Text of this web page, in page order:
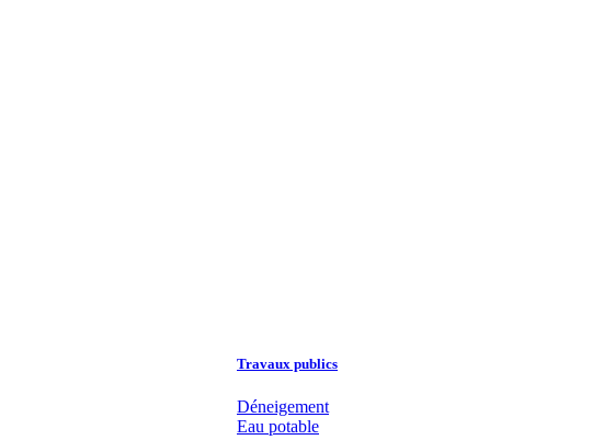
Travaux publics
Déneigement
Eau potable